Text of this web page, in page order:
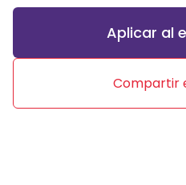
Aplicar al
Compartir